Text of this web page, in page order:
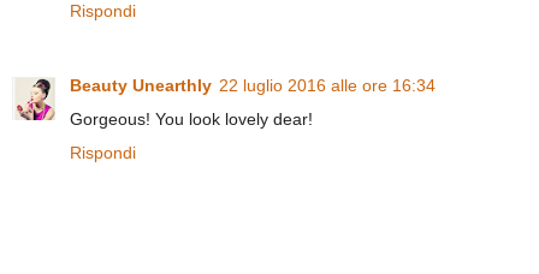
Rispondi
Beauty Unearthly 22 luglio 2016 alle ore 16:34
Gorgeous! You look lovely dear!
Rispondi